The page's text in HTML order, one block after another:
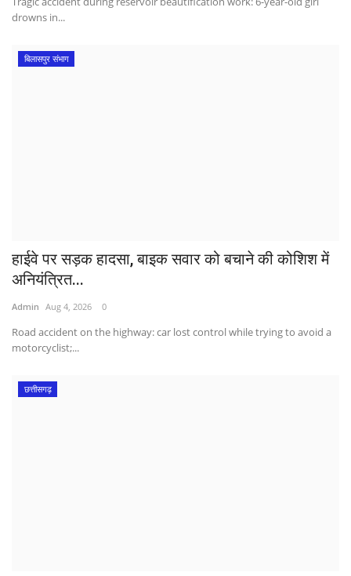
drowns in...
बिलासपुर संभाग
हाईवे पर सड़क हादसा, बाइक सवार को बचाने की कोशिश में
अनियंत्रित...
Admin Aug 4, 2026 0
Road accident on the highway: car lost control while trying to avoid a
motorcyclist;...
छत्तीसगढ़